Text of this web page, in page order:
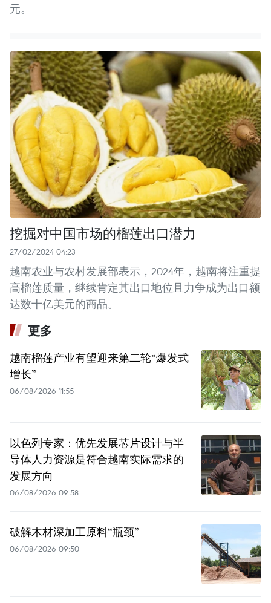
元。
挖掘对中国市场的榴莲出口潜力
27/02/2024 04:23
越南农业与农村发展部表示，2024年，越南将注重提
高榴莲质量，继续肯定其出口地位且力争成为出口额
达数十亿美元的商品。
更多
越南榴莲产业有望迎来第二轮“爆发式
增长”
06/08/2026 11:55
以色列专家：优先发展芯片设计与半
导体人力资源是符合越南实际需求的
发展方向
06/08/2026 09:58
破解木材深加工原料“瓶颈”
06/08/2026 09:50